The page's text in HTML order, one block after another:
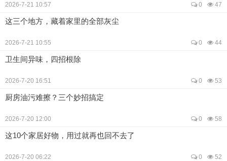
2026-7-21 10:57 0 47
这三个地方，藏着家里的全部灰尘
2026-7-21 10:55 0 44
卫生间异味，四招根除
2026-7-20 16:51 0 53
厨房油污难擦？三个妙招搞定
2026-7-20 12:00 0 58
这10个家居好物，用过就再也回不去了
2026-7-20 06:22 0 52